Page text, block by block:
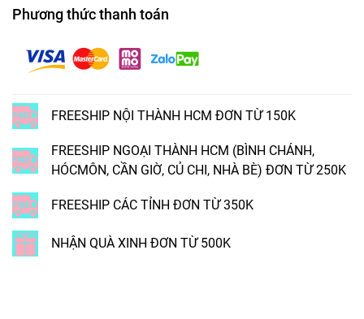
Phương thức thanh toán
FREESHIP NỘI THÀNH HCM ĐƠN TỪ 150K
FREESHIP NGOẠI THÀNH HCM (BÌNH CHÁNH,
HÓCMÔN, CẦN GIỜ, CỦ CHI, NHÀ BÈ) ĐƠN TỪ 250K
FREESHIP CÁC TỈNH ĐƠN TỪ 350K
NHẬN QUÀ XINH ĐƠN TỪ 500K